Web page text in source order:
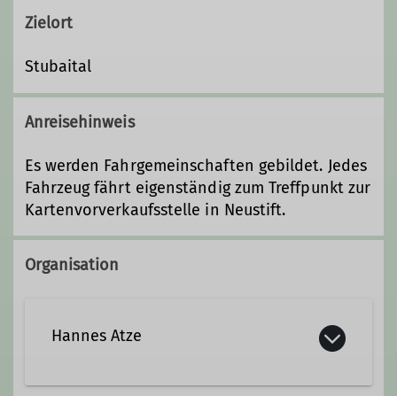
Zielort
Stubaital
Anreisehinweis
Es werden Fahrgemeinschaften gebildet. Jedes
Fahrzeug fährt eigenständig zum Treffpunkt zur
Kartenvorverkaufsstelle in Neustift.
Organisation
Hannes Atze